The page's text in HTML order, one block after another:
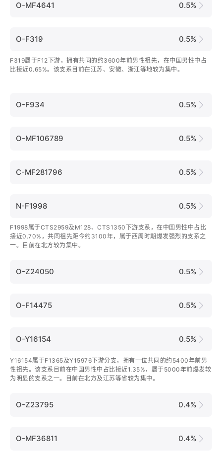
O-MF4641 0.5%
O-F319 0.5%
F319属于F12下游，拥有共同的约3600年前男性祖先，在中国男性中占
比接近0.65%。该支系目前在江苏、安徽、浙江等地较为集中。
O-F934 0.5%
O-MF106789 0.5%
C-MF281796 0.5%
N-F1998 0.5%
F1998属于CTS2959及M128、CTS1350下游支系，在中国男性中占比
接近0.70%，共同祖先距今约3100年，属于西周时期爆发强烈的支系之
一。目前在北方较为集中。
O-Z24050 0.5%
O-F14475 0.5%
O-Y16154 0.5%
Y16154属于F1365及Y15976下游分支，拥有一位共同的约5400年前男
性祖先。该支系目前在中国男性中占比接近1.35%，属于5000年前爆发较
为明显的支系之一。目前在北方及江苏等省较为集中。
O-Z23795 0.4%
O-MF36811 0.4%